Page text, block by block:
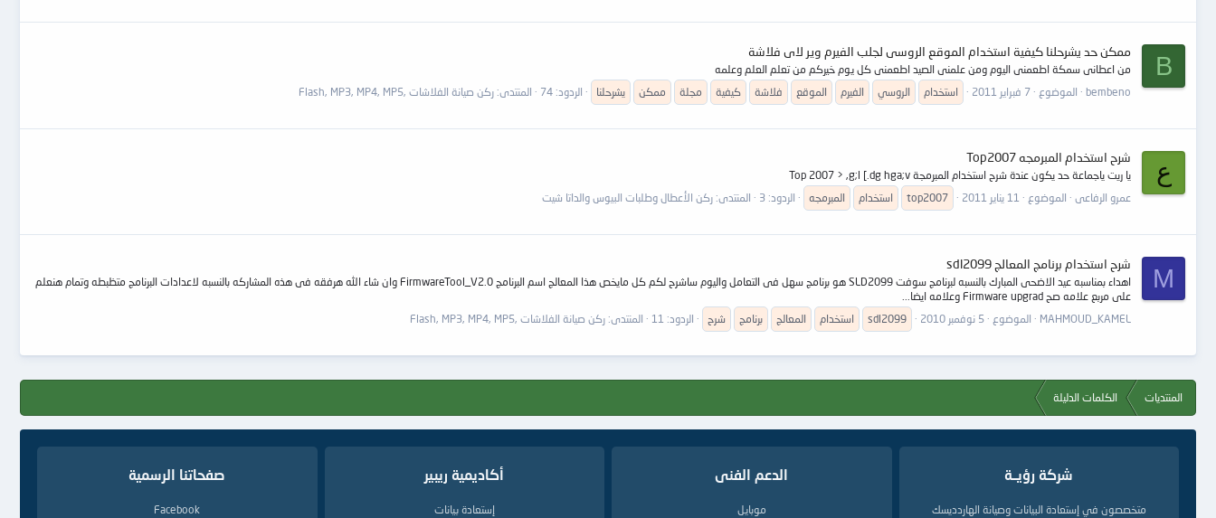
B
ممكن حد يشرحلنا كيفية استخدام الموقع الروسى لجلب الفيرم وير لاى فلاشة
من اعطانى سمكة اطعمنى اليوم ومن علمنى الصيد اطعمنى كل يوم خيركم من تعلم العلم وعلمه
bembeno
الموضوع 7 فبراير 2011 استخدام الروسي الفيرم الموقع فلاشة كيفية مجلة ممكن يشرحلنا الردود: 74 المنتدى: ركن صيانة الفلاشات ,Flash, MP3, MP4, MP5
ع
شرح استخدام المبرمجه Top2007
يا ريت ياجماعة حد يكون عندة شرح استخدام المبرمجة Top 2007 > ,g;l [.dg hga;v
عمرو الرفاعى
الموضوع 11 يناير 2011 top2007 استخدام المبرمجه الردود: 3 المنتدى: ركن الأعطال وطلبات البيوس والداتا شيت
M
شرح استخدام برنامج المعالج sdl2099
اهداء بمناسبه عيد الاضحى المبارك بالنسبه لبرنامج سوفت SLD2099 هو برنامج سهل فى التعامل واليوم ساشرح لكم كل مايخص هذا المعالج اسم البرنامج FirmwareTool_V2.0 وان شاء الله هرفقه فى هذه المشاركه بالنسبه لاعدادات البرنامج متظبطه وتمام هنعلم
على مربع علامه صح Firmware upgrad وعلامه ايضا...
MAHMOUD_KAMEL
الموضوع 5 نوفمبر 2010 sdl2099 استخدام المعالج برنامج شرح الردود: 11 المنتدى: ركن صيانة الفلاشات ,Flash, MP3, MP4, MP5
المنتديات الكلمات الدليلة
شركة رؤيــة
متخصصون في إستعادة البيانات وصيانة الهاردديسك
الدعم الفنى
موبايل
أكاديمية ريبير
إستعادة بيانات
صفحاتنا الرسمية
Facebook